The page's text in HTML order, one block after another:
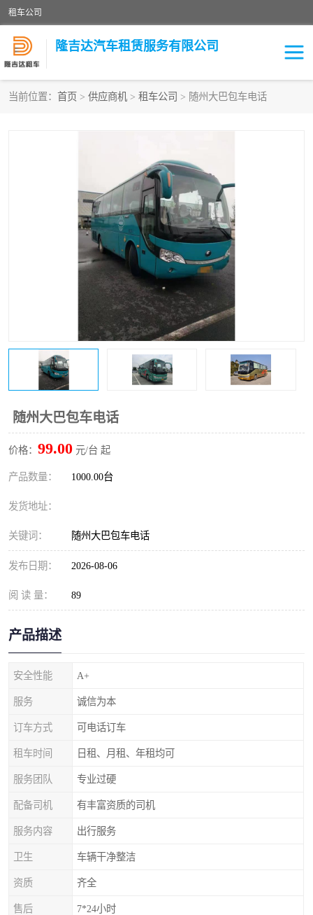
租车公司
隆吉达汽车租赁服务有限公司
当前位置： 首页 > 供应商机 > 租车公司 > 随州大巴包车电话
随州大巴包车电话
价格： 99.00 元/台 起
产品数量： 1000.00台
发货地址：
关键词： 随州大巴包车电话
发布日期： 2026-08-06
阅 读 量： 89
产品描述
安全性能 A+
服务 诚信为本
订车方式 可电话订车
租车时间 日租、月租、年租均可
服务团队 专业过硬
配备司机 有丰富资质的司机
服务内容 出行服务
卫生 车辆干净整洁
资质 齐全
售后 7*24小时